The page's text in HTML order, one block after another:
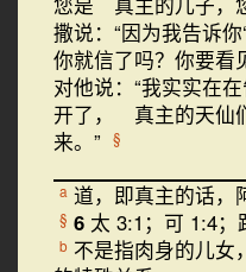
撒说：“因为我告诉你
你就信了吗？你要看
对他说：“我实实在
开了， 真主的天仙
来。”
§
a 道，即真主的话，
§ 6 太 3:1；可 1:4；
b 不是指肉身的儿